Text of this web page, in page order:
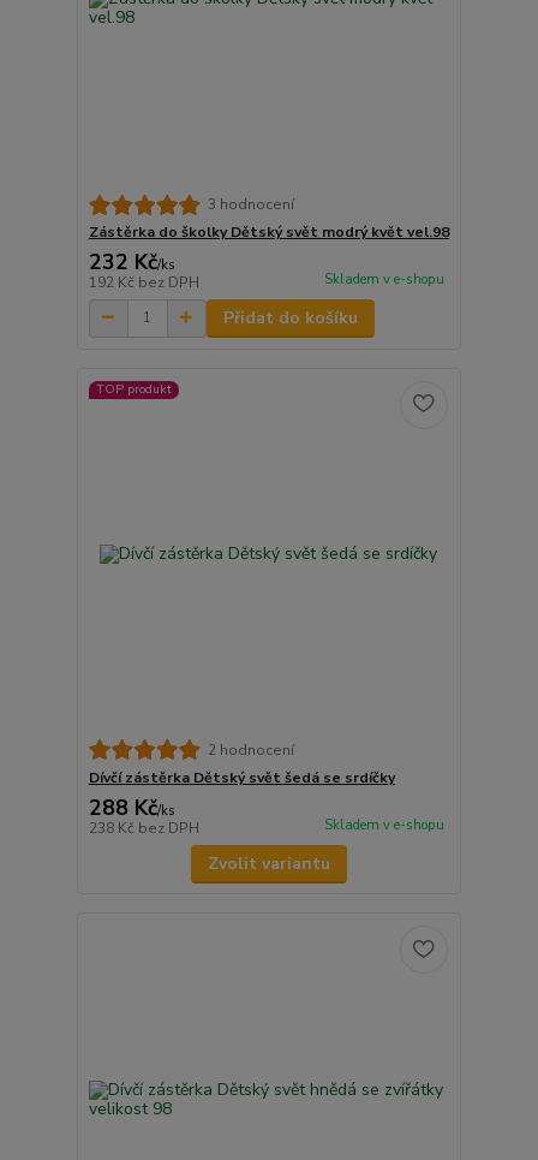
3 hodnocení
Zástěrka do školky Dětský svět modrý květ vel.98
232 Kč/ks
192 Kč bez DPH Skladem v e-shopu
Přidat do košíku
TOP produkt
2 hodnocení
Dívčí zástěrka Dětský svět šedá se srdíčky
288 Kč/ks
238 Kč bez DPH Skladem v e-shopu
Zvolit variantu